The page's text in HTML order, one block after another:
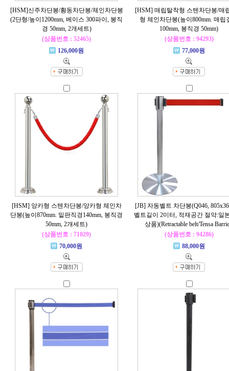
[HSM]신주차단봉/황동차단봉/체인차단봉
(2단형/높이1200mm, 베이스 300파이, 봉직
경 50mm, 2개세트)
(상품번호 : 52465)
126,000원
[HSM] 매립탈착형 스텐차단봉/매
형 체인차단봉(높이800mm. 매립
100mm, 봉직경 50mm)
(상품번호 : 94293)
77,000원
[HSM] 앙카형 스텐차단봉/앙카형 체인차
단봉(높이870mm. 밑판직경140mm, 봉직경
50mm, 2개세트)
(상품번호 : 71029)
70,000원
[JB] 자동벨트 차단봉(Q046,
벨트길이 2미터, 적재공간 절약:일
상품)(Retractable belt/Tensa
(상품번호 : 94286)
88,000원